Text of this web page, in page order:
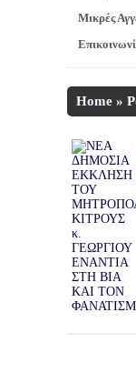
Μικρές
Home »